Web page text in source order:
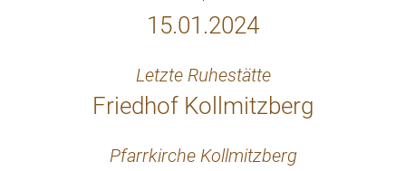
15.01.2024
Letzte Ruhestätte
Friedhof Kollmitzberg
Pfarrkirche Kollmitzberg